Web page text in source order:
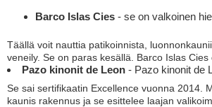
Barco Islas Cies - se on valkoinen
Täällä voit nauttia patikoinnista,
veneily. Se on paras kesällä. Barco Islas Cies
Pazo kinonit de Leon - Pazo kinonit de
Se sai sertifikaatin Excellence vuonna 2014.
kaunis rakennus ja se esittelee laajan